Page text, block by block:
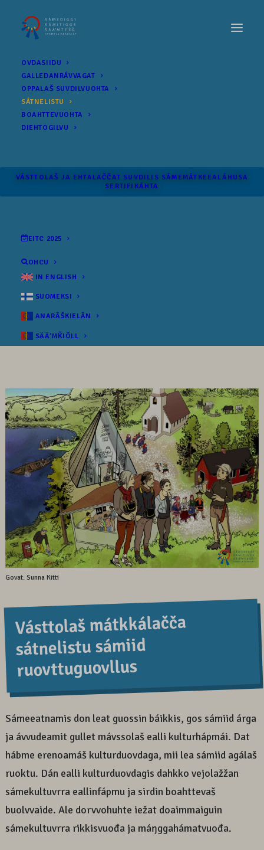
OVDASIIDU
GALLEDANRÁVVAGAT
OPPALAŠ SUVDILVUOHTA
SÁTNELISTU
BOAHTTEVUOHTA
DIEHTOGILVU
VÁSTTOLAŠ JA EHTALAČČAT SUVDILIS SÁME­MÁTKEEALÁHUSA
SERTIFIKÁHTA
EITC 2025
OHCU
IN ENGLISH
SUOMEKSI
ANARÂŠKIELÂN
SÄÄʹMǨIÕLL
Govat: Sunna Kitti
Vásttolaš mátkkálačča
sátnelistu sámiid
ruovttuguovllus
Sámeeatnamis don leat guossin báikkis, gos sámiid árga
ja ávvudeamit gullet mávssolaš ealli kulturhápmái. Dat
hábme erenoamáš kulturduovdaga, mii lea sámiid agálaš
ruoktu. Dán ealli kulturduovdagis dahkko vejolažžan
sámekultuvrra eallinfápmu ja sirdin boahttevaš
buolvvaide. Ale dorvvohuhte iežat doaimmaiguin
sámekultuvrra rikkisvuođa ja máŋggahámatvuođa.